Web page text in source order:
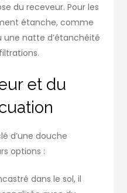
du receveur. Pour les
étanche, comme
une natte d’étanchéité
et du
d’une douche
options :
dans le sol, il